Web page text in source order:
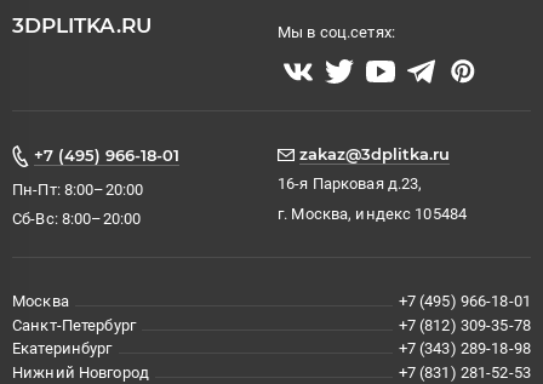
3DPLITKA.RU Мы в соц.сетях:
+7 (495) 966-18-01
Пн-Пт: 8:00–20:00
Сб-Вс: 8:00–20:00
zakaz@3dplitka.ru
16-я Парковая д.23,
г. Москва, индекс 105484
Москва
+7 (495) 966-18-01
Санкт-Петербург
+7 (812) 309-35-78
Екатеринбург
+7 (343) 289-18-98
Нижний Новгород
+7 (831) 281-52-53